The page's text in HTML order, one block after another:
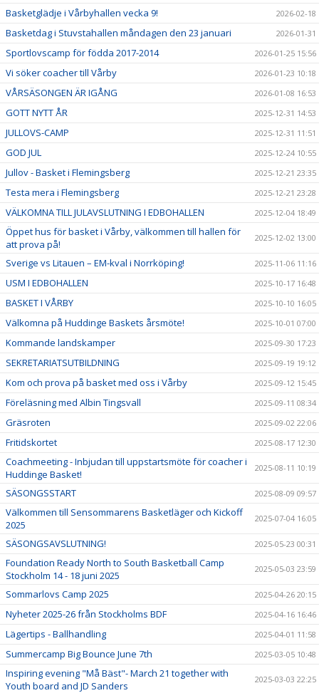
Basketglädje i Vårbyhallen vecka 9! 2026-02-18
Basketdag i Stuvstahallen måndagen den 23 januari 2026-01-31
Sportlovscamp för födda 2017-2014 2026-01-25 15:56
Vi söker coacher till Vårby 2026-01-23 10:18
VÅRSÄSONGEN ÄR IGÅNG 2026-01-08 16:53
GOTT NYTT ÅR 2025-12-31 14:53
JULLOVS-CAMP 2025-12-31 11:51
GOD JUL 2025-12-24 10:55
Jullov - Basket i Flemingsberg 2025-12-21 23:35
Testa mera i Flemingsberg 2025-12-21 23:28
VÄLKOMNA TILL JULAVSLUTNING I EDBOHALLEN 2025-12-04 18:49
Öppet hus för basket i Vårby, välkommen till hallen för
att prova på!
2025-12-02 13:00
Sverige vs Litauen – EM-kval i Norrköping! 2025-11-06 11:16
USM I EDBOHALLEN 2025-10-17 16:48
BASKET I VÅRBY 2025-10-10 16:05
Välkomna på Huddinge Baskets årsmöte! 2025-10-01 07:00
Kommande landskamper 2025-09-30 17:23
SEKRETARIATSUTBILDNING 2025-09-19 19:12
Kom och prova på basket med oss i Vårby 2025-09-12 15:45
Föreläsning med Albin Tingsvall 2025-09-11 08:34
Gräsroten 2025-09-02 22:06
Fritidskortet 2025-08-17 12:30
Coachmeeting - Inbjudan till uppstartsmöte för coacher i
Huddinge Basket!
2025-08-11 10:19
SÄSONGSSTART 2025-08-09 09:57
Välkommen till Sensommarens Basketläger och Kickoff
2025
2025-07-04 16:05
SÄSONGSAVSLUTNING! 2025-05-23 00:31
Foundation Ready North to South Basketball Camp
Stockholm 14 - 18 juni 2025
2025-05-03 23:59
Sommarlovs Camp 2025 2025-04-26 20:15
Nyheter 2025-26 från Stockholms BDF 2025-04-16 16:46
Lägertips - Ballhandling 2025-04-01 11:58
Summercamp Big Bounce June 7th 2025-03-05 10:48
Inspiring evening "Må Bäst"- March 21 together with
Youth board and JD Sanders
2025-03-03 22:25